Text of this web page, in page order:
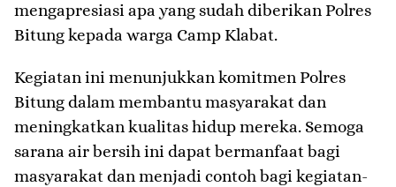
mengapresiasi apa yang sudah diberikan Polres
Bitung kepada warga Camp Klabat.
Kegiatan ini menunjukkan komitmen Polres
Bitung dalam membantu masyarakat dan
meningkatkan kualitas hidup mereka. Semoga
sarana air bersih ini dapat bermanfaat bagi
masyarakat dan menjadi contoh bagi kegiatan-